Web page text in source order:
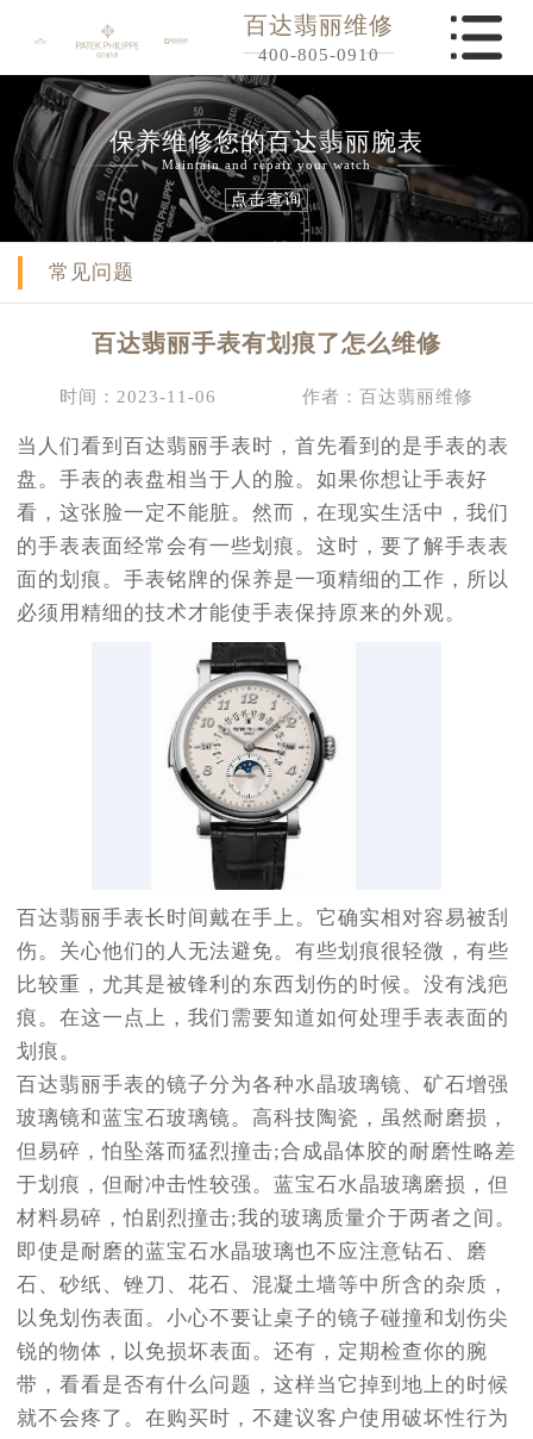
百达翡丽维修
400-805-0910
保养维修您的百达翡丽腕表
Maintain and repair your watch
点击查询
常见问题
百达翡丽手表有划痕了怎么维修
时间：2023-11-06 作者：百达翡丽维修
当人们看到百达翡丽手表时，首先看到的是手表的表
盘。手表的表盘相当于人的脸。如果你想让手表好
看，这张脸一定不能脏。然而，在现实生活中，我们
的手表表面经常会有一些划痕。这时，要了解手表表
面的划痕。手表铭牌的保养是一项精细的工作，所以
必须用精细的技术才能使手表保持原来的外观。
百达翡丽手表长时间戴在手上。它确实相对容易被刮
伤。关心他们的人无法避免。有些划痕很轻微，有些
比较重，尤其是被锋利的东西划伤的时候。没有浅疤
痕。在这一点上，我们需要知道如何处理手表表面的
划痕。
百达翡丽手表的镜子分为各种水晶玻璃镜、矿石增强
玻璃镜和蓝宝石玻璃镜。高科技陶瓷，虽然耐磨损，
但易碎，怕坠落而猛烈撞击;合成晶体胶的耐磨性略差
于划痕，但耐冲击性较强。蓝宝石水晶玻璃磨损，但
材料易碎，怕剧烈撞击;我的玻璃质量介于两者之间。
即使是耐磨的蓝宝石水晶玻璃也不应注意钻石、磨
石、砂纸、锉刀、花石、混凝土墙等中所含的杂质，
以免划伤表面。小心不要让桌子的镜子碰撞和划伤尖
锐的物体，以免损坏表面。还有，定期检查你的腕
带，看看是否有什么问题，这样当它掉到地上的时候
就不会疼了。在购买时，不建议客户使用破坏性行为